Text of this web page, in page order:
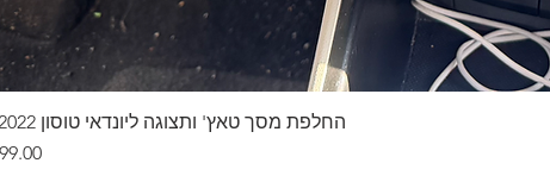
החלפת מסך טאץ' ותצוגה ליונדאי טוסון 2020-2022
מחיר